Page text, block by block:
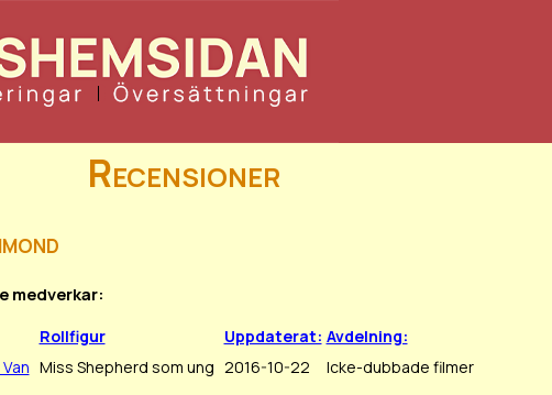
Recensioner
medverkar:
Rollfigur Uppdaterat: Avdelning:
Miss Shepherd som ung 2016-10-22 Icke-dubbade filmer